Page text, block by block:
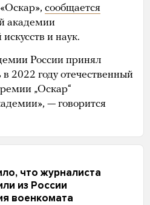
сообщается
академии
и наук.
России принял
2022 году отечественный
„Оскар“
— говорится
что журналиста
из России
военкомата